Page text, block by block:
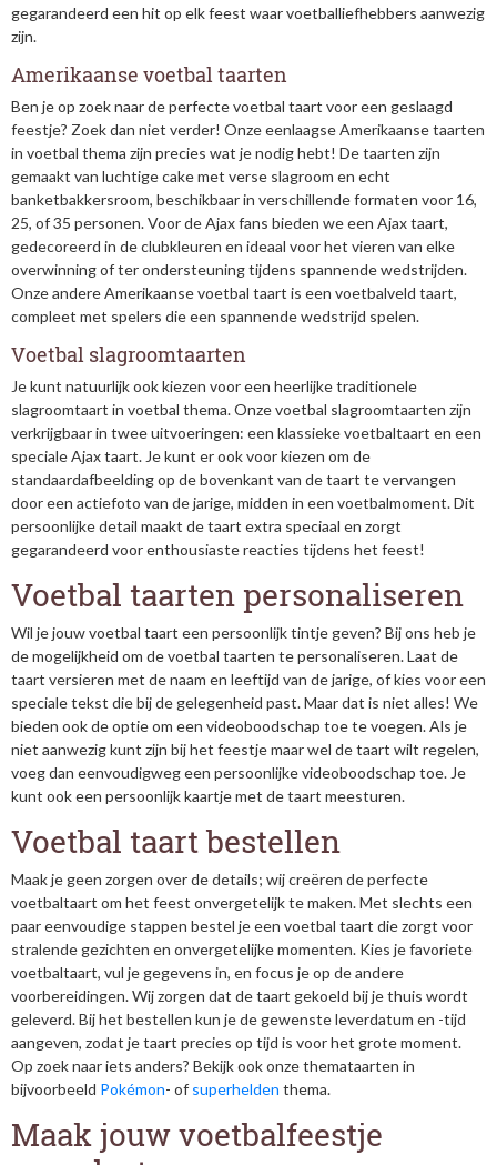
gegarandeerd een hit op elk feest waar voetballiefhebbers aanwezig
zijn.
Amerikaanse voetbal taarten
Ben je op zoek naar de perfecte voetbal taart voor een geslaagd
feestje? Zoek dan niet verder! Onze eenlaagse Amerikaanse taarten
in voetbal thema zijn precies wat je nodig hebt! De taarten zijn
gemaakt van luchtige cake met verse slagroom en echt
banketbakkersroom, beschikbaar in verschillende formaten voor 16,
25, of 35 personen. Voor de Ajax fans bieden we een Ajax taart,
gedecoreerd in de clubkleuren en ideaal voor het vieren van elke
overwinning of ter ondersteuning tijdens spannende wedstrijden.
Onze andere Amerikaanse voetbal taart is een voetbalveld taart,
compleet met spelers die een spannende wedstrijd spelen.
Voetbal slagroomtaarten
Je kunt natuurlijk ook kiezen voor een heerlijke traditionele
slagroomtaart in voetbal thema. Onze voetbal slagroomtaarten zijn
verkrijgbaar in twee uitvoeringen: een klassieke voetbaltaart en een
speciale Ajax taart. Je kunt er ook voor kiezen om de
standaardafbeelding op de bovenkant van de taart te vervangen
door een actiefoto van de jarige, midden in een voetbalmoment. Dit
persoonlijke detail maakt de taart extra speciaal en zorgt
gegarandeerd voor enthousiaste reacties tijdens het feest!
Voetbal taarten personaliseren
Wil je jouw voetbal taart een persoonlijk tintje geven? Bij ons heb je
de mogelijkheid om de voetbal taarten te personaliseren. Laat de
taart versieren met de naam en leeftijd van de jarige, of kies voor een
speciale tekst die bij de gelegenheid past. Maar dat is niet alles! We
bieden ook de optie om een videoboodschap toe te voegen. Als je
niet aanwezig kunt zijn bij het feestje maar wel de taart wilt regelen,
voeg dan eenvoudigweg een persoonlijke videoboodschap toe. Je
kunt ook een persoonlijk kaartje met de taart meesturen.
Voetbal taart bestellen
Maak je geen zorgen over de details; wij creëren de perfecte
voetbaltaart om het feest onvergetelijk te maken. Met slechts een
paar eenvoudige stappen bestel je een voetbal taart die zorgt voor
stralende gezichten en onvergetelijke momenten. Kies je favoriete
voetbaltaart, vul je gegevens in, en focus je op de andere
voorbereidingen. Wij zorgen dat de taart gekoeld bij je thuis wordt
geleverd. Bij het bestellen kun je de gewenste leverdatum en -tijd
aangeven, zodat je taart precies op tijd is voor het grote moment.
Op zoek naar iets anders? Bekijk ook onze themataarten in
bijvoorbeeld Pokémon- of superhelden thema.
Maak jouw voetbalfeestje